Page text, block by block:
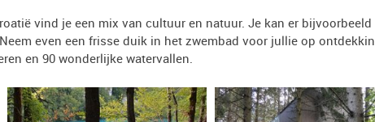
vind je een mix van cultuur en natuur. Je kan er
even een frisse duik in het zwembad voor jullie op
en 90 wonderlijke watervallen.